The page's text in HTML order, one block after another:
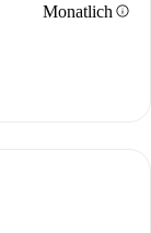
Monatlichinfo